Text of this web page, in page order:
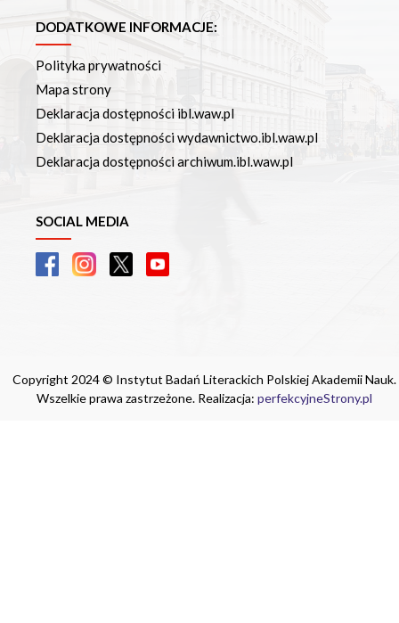
DODATKOWE INFORMACJE:
Polityka prywatności
Mapa strony
Deklaracja dostępności ibl.waw.pl
Deklaracja dostępności wydawnictwo.ibl.waw.pl
Deklaracja dostępności archiwum.ibl.waw.pl
SOCIAL MEDIA
Copyright 2024 © Instytut Badań Literackich Polskiej Akademii Nauk.
Wszelkie prawa zastrzeżone. Realizacja: perfekcyjneStrony.pl